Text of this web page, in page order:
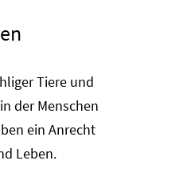
Tiere und
der Menschen
ein Anrecht
Leben.